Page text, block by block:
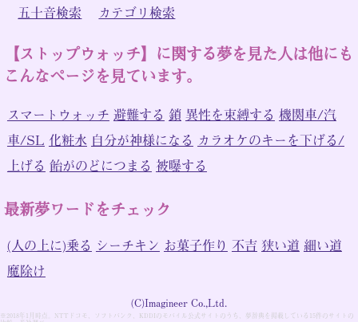
五十音検索 カテゴリ検索
【ストップウォッチ】に関する夢を見た人は他にも
こんなページを見ています。
スマートウォッチ 避難する 鎖 異性を束縛する 機関車/汽
車/SL 化粧水 自分が神様になる カラオケのキーを下げる/
上げる 飴がのどにつまる 被曝する
最新夢ワードをチェック
(人の上に)乗る シーチキン お菓子作り 不吉 狭い道 細い道
魔除け
(C)Imagineer Co.,Ltd.
※2018年1月時点。NTTドコモ、ソフトバンク、KDDIのモバイル公式サイトのうち、夢辞典を掲載している15件のサイトの